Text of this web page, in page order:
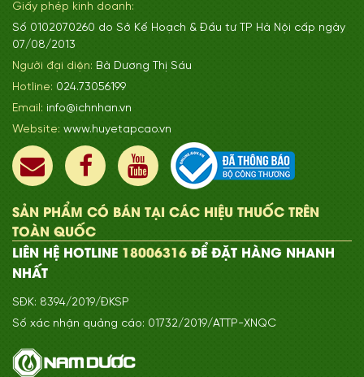
Giấy phép kinh doanh:
Số 0102070260 do Sở Kế Hoạch & Đầu tư TP Hà Nội cấp ngày
07/08/2013
Người đại diện: Bà Dương Thị Sáu
Hotline: 024.73056199
Email: info@ichnhan.vn
Website: www.huyetapcao.vn
SẢN PHẨM CÓ BÁN TẠI CÁC HIỆU THUỐC TRÊN
TOÀN QUỐC
LIÊN HỆ HOTLINE 18006316 ĐỂ ĐẶT HÀNG NHANH
NHẤT
SĐK: 8394/2019/ĐKSP
Số xác nhận quảng cáo: 01732/2019/ATTP-XNQC